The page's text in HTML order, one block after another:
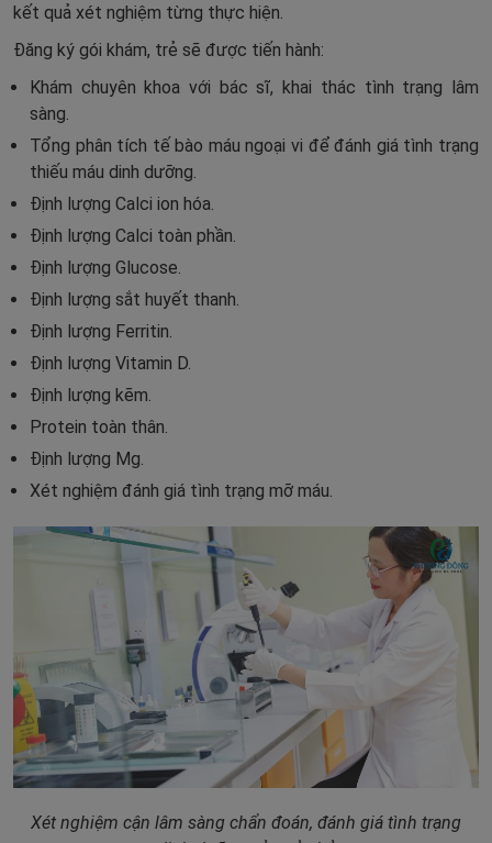
kết quả xét nghiệm từng thực hiện.
Đăng ký gói khám, trẻ sẽ được tiến hành:
Khám chuyên khoa với bác sĩ, khai thác tình trạng lâm
sàng.
Tổng phân tích tế bào máu ngoại vi để đánh giá tình trạng
thiếu máu dinh dưỡng.
Định lượng Calci ion hóa.
Định lượng Calci toàn phần.
Định lượng Glucose.
Định lượng sắt huyết thanh.
Định lượng Ferritin.
Định lượng Vitamin D.
Định lượng kẽm.
Protein toàn thân.
Định lượng Mg.
Xét nghiệm đánh giá tình trạng mỡ máu.
Xét nghiệm cận lâm sàng chẩn đoán, đánh giá tình trạng